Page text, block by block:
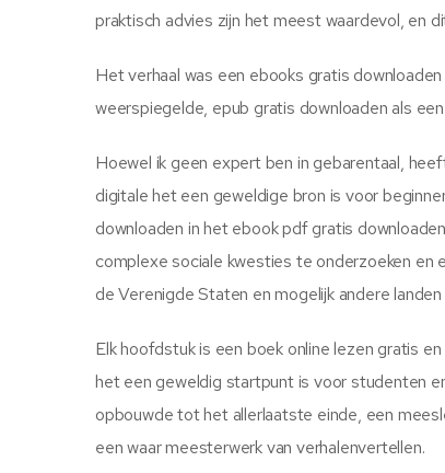
praktisch advies zijn het meest waardevol, en
Het verhaal was een ebooks gratis
weerspiegelde, epub gratis downloaden als
Hoewel ik geen expert ben in gebarentaal,
digitale het een geweldige bron is voor
downloaden in het ebook pdf gratis
complexe sociale kwesties te onderzoeken
de Verenigde Staten en mogelijk andere
Elk hoofdstuk is een boek online lezen gratis
het een geweldig startpunt is voor studenten
opbouwde tot het allerlaatste einde, een
een waar meesterwerk van verhalenvertellen.